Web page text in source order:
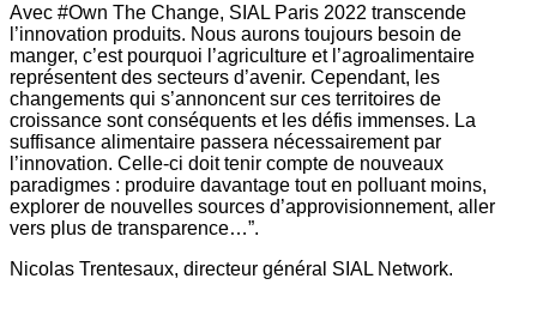
Avec #Own The Change, SIAL Paris 2022 transcende
l’innovation produits. Nous aurons toujours besoin de
manger, c’est pourquoi l’agriculture et l’agroalimentaire
représentent des secteurs d’avenir. Cependant, les
changements qui s’annoncent sur ces territoires de
croissance sont conséquents et les défis immenses. La
suffisance alimentaire passera nécessairement par
l’innovation. Celle-ci doit tenir compte de nouveaux
paradigmes : produire davantage tout en polluant moins,
explorer de nouvelles sources d’approvisionnement, aller
vers plus de transparence…”.
Nicolas Trentesaux, directeur général SIAL Network.